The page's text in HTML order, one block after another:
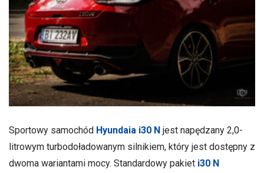
Sportowy samochód Hyundaia i30 N jest napędzany 2,0-
litrowym turbodoładowanym silnikiem, który jest dostępny z
dwoma wariantami mocy. Standardowy pakiet i30 N